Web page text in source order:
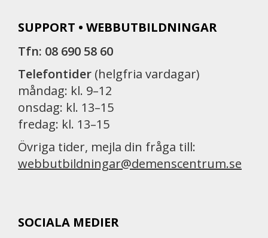
SUPPORT • WEBBUTBILDNINGAR
Tfn: 08 690 58 60
Telefontider (helgfria vardagar)
måndag: kl. 9–12
onsdag: kl. 13–15
fredag: kl. 13–15
Övriga tider, mejla din fråga till:
webbutbildningar@demenscentrum.se
SOCIALA MEDIER